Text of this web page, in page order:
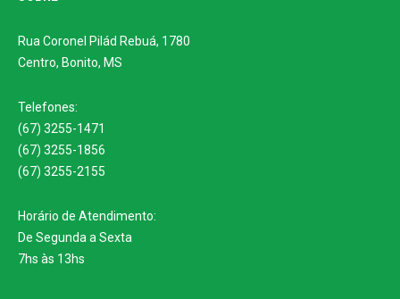
Rua Coronel Pilád Rebuá, 1780
Centro, Bonito, MS
Telefones:
(67) 3255-1471
(67) 3255-1856
(67) 3255-2155
Horário de Atendimento:
De Segunda a Sexta
7hs às 13hs